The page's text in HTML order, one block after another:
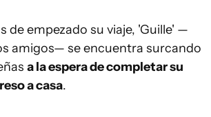
de empezado su viaje, 'Guille' —
amigos— se encuentra surcando
a la espera de completar su
a casa.